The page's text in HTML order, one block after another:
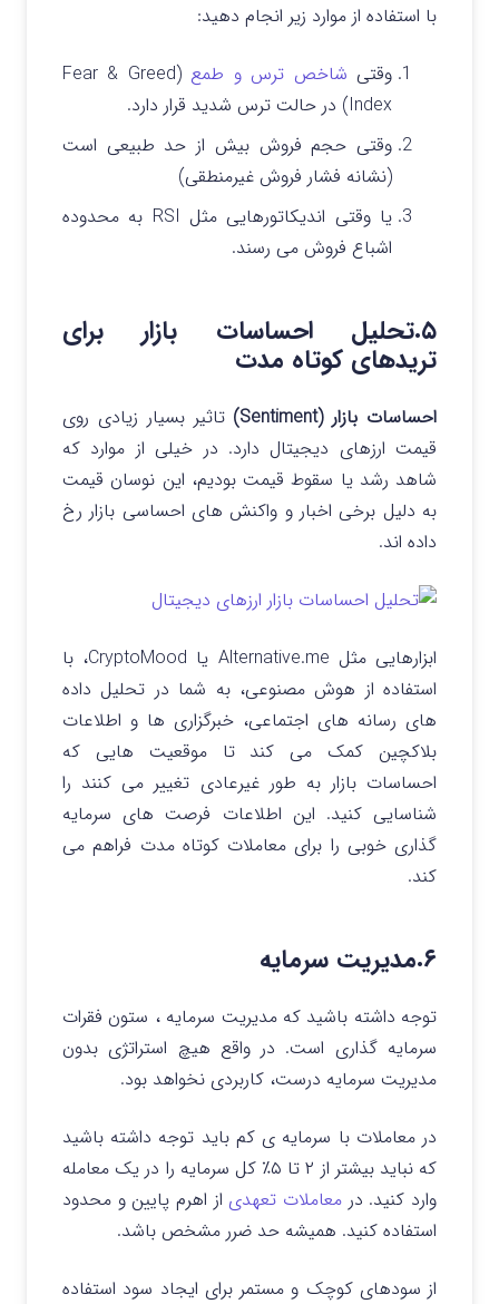
با استفاده از موارد زیر انجام دهید:
وقتی شاخص ترس و طمع (Fear & Greed
Index) در حالت ترس شدید قرار دارد.
وقتی حجم فروش بیش از حد طبیعی است
(نشانه فشار فروش غیرمنطقی)
یا وقتی اندیکاتورهایی مثل RSI به محدوده
اشباع فروش می‌ رسند.
۵.تحلیل احساسات بازار برای
تریدهای کوتاه‌ مدت
احساسات بازار (Sentiment)
تاثیر بسیار زیادی روی
قیمت ارزهای دیجیتال دارد. در خیلی از موارد که
شاهد رشد یا سقوط قیمت بودیم، این نوسان قیمت
به دلیل برخی اخبار و واکنش های احساسی بازار رخ
داده اند.
ابزارهایی مثل Alternative.me یا CryptoMood، با
استفاده از هوش مصنوعی، به شما در تحلیل داده‌
های رسانه‌ های اجتماعی، خبرگزاری‌ ها و اطلاعات
بلاکچین کمک می کند تا موقعیت هایی که
احساسات بازار به‌ طور غیرعادی تغییر می‌ کنند را
شناسایی کنید. این اطلاعات فرصت های سرمایه
گذاری خوبی را برای معاملات کوتاه مدت فراهم می
کند.
۶.مدیریت سرمایه
توجه داشته باشید که مدیریت سرمایه ، ستون فقرات
سرمایه گذاری است. در واقع هیچ استراتژی بدون
مدیریت سرمایه درست، کاربردی نخواهد بود.
در معاملات با سرمایه ی کم باید توجه داشته باشید
که نباید بیشتر از ۲ تا ۵٪ کل سرمایه را در یک معامله
وارد کنید. در معاملات تعهدی از اهرم پایین و محدود
استفاده کنید. همیشه حد ضرر مشخص باشد.
از سودهای کوچک و مستمر برای ایجاد سود استفاده